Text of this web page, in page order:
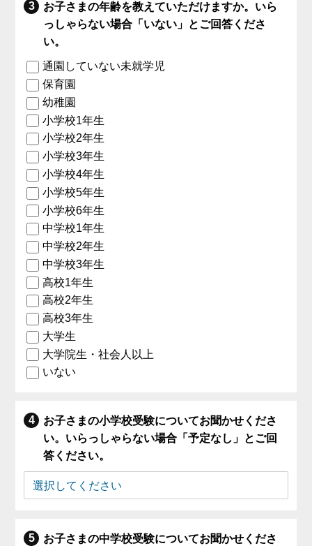
お子さまの年齢を教えていただけますか。いら
っしゃらない場合「いない」とご回答くださ
い。
通園していない未就学児
保育園
幼稚園
小学校1年生
小学校2年生
小学校3年生
小学校4年生
小学校5年生
小学校6年生
中学校1年生
中学校2年生
中学校3年生
高校1年生
高校2年生
高校3年生
大学生
大学院生・社会人以上
いない
お子さまの小学校受験についてお聞かせくださ
い。いらっしゃらない場合「予定なし」とご回
答ください。
お子さまの中学校受験についてお聞かせくださ